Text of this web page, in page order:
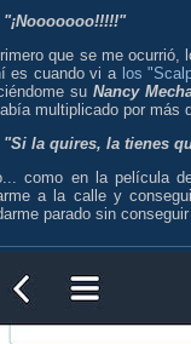
"¡Nooooooo!!!!!"
que se me
es cuando vi a los
su Nancy
multiplicado por más
"Si la quires, la tienes
como en la película
a la calle y
parado sin